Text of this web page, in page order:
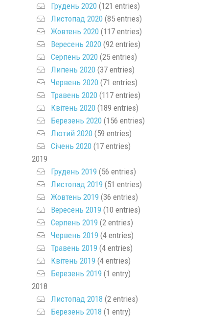
Грудень 2020(121 entries)
Листопад 2020(85 entries)
Жовтень 2020(117 entries)
Вересень 2020(92 entries)
Серпень 2020(25 entries)
Липень 2020(37 entries)
Червень 2020(71 entries)
Травень 2020(117 entries)
Квітень 2020(189 entries)
Березень 2020(156 entries)
Лютий 2020(59 entries)
Січень 2020(17 entries)
2019
Грудень 2019 (56 entries)
Листопад 2019 (51 entries)
Жовтень 2019 (36 entries)
Вересень 2019 (10 entries)
Серпень 2019 (2 entries)
Червень 2019 (4 entries)
Травень 2019 (4 entries)
Квітень 2019 (4 entries)
Березень 2019 (1 entry)
2018
Листопад 2018 (2 entries)
Березень 2018 (1 entry)